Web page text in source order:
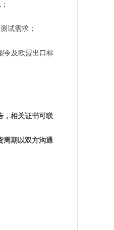
试需求；
令及欧盟出口标
，相关证书可联
周期以双方沟通